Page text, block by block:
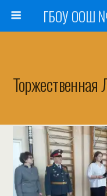
ГБОУ ООШ